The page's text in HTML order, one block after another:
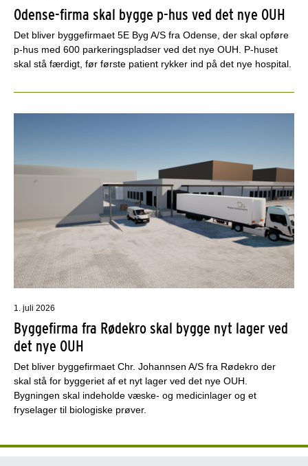
Odense-firma skal bygge p-hus ved det nye OUH
Det bliver byggefirmaet 5E Byg A/S fra Odense, der skal opføre
p-hus med 600 parkeringspladser ved det nye OUH. P-huset
skal stå færdigt, før første patient rykker ind på det nye hospital.
1. juli 2026
Byggefirma fra Rødekro skal bygge nyt lager ved
det nye OUH
Det bliver byggefirmaet Chr. Johannsen A/S fra Rødekro der
skal stå for byggeriet af et nyt lager ved det nye OUH.
Bygningen skal indeholde væske- og medicinlager og et
fryselager til biologiske prøver.